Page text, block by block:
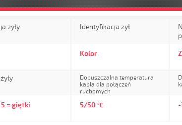
żyły Identyfikacja żył
Kolor
= giętki
Dopuszczalna temperatura
kabla dla połączeń
ruchomych
5/50 °C